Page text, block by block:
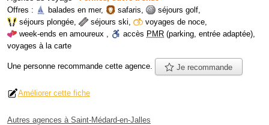
Offres :
balades en mer, safaris, séjours golf,
séjours plongée, séjours ski, voyages de noce,
week-ends en amoureux , accès PMR (parking, entrée adaptée),
voyages à la carte
Une personne recommande cette agence. Je recommande
Améliorer cette fiche
Autres agences à Saint-Médard-en-Jalles